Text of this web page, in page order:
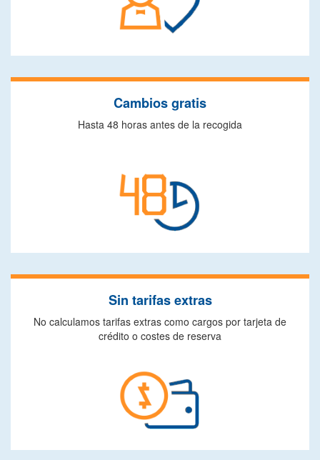
Cambios gratis
Hasta 48 horas antes de la recogida
Sin tarifas extras
No calculamos tarifas extras como cargos por tarjeta de
crédito o costes de reserva